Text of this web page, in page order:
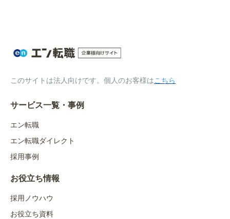
このサイトは法人向けです。個人のお客様はこちら
サービス一覧・事例
エン転職
エン転職ダイレクト
採用事例
お役立ち情報
採用ノウハウ
お役立ち資料